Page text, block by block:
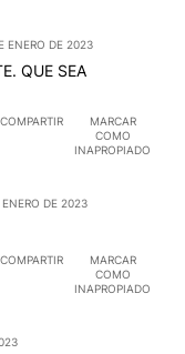
ENERO DE 2023
QUE SEA
COMPARTIR
MARCAR
COMO
INAPROPIADO
ENERO DE 2023
COMPARTIR
MARCAR
COMO
INAPROPIADO